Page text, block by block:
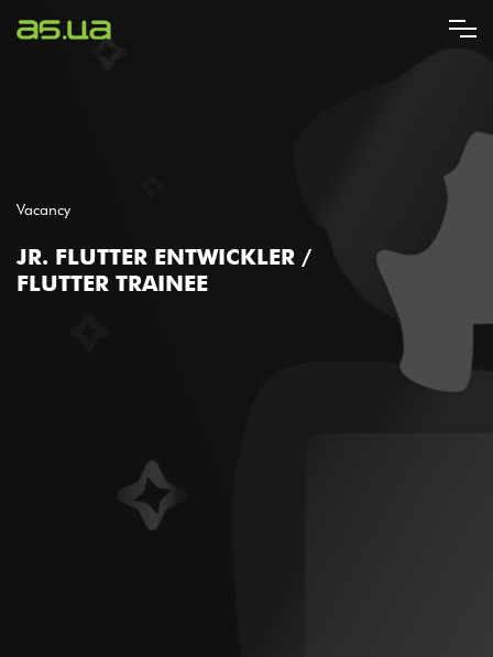
zum
Vacancy
JR. FLUTTER ENTWICKLER /
FLUTTER TRAINEE